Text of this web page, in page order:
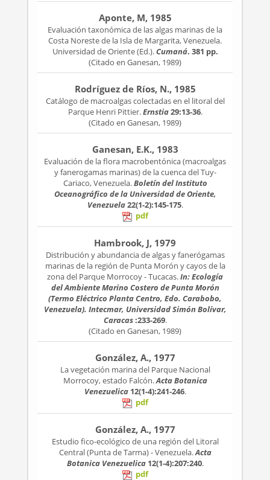
Aponte, M, 1985
Evaluación taxonómica de las algas marinas de la
Costa Noreste de la Isla de Margarita, Venezuela.
Universidad de Oriente (Ed.).Cumaná. 381 pp.
(Citado en Ganesan, 1989)
Rodríguez de Ríos, N., 1985
Catálogo de macroalgas colectadas en el litoral del
Parque Henri Pittier.Ernstia29:13-36.
(Citado en Ganesan, 1989)
Ganesan, E.K., 1983
Evaluación de la flora macrobentónica (macroalgas
y fanerogamas marinas) de la cuenca del Tuy-
Cariaco, Venezuela.Boletín del Instituto
Oceanográfico de la Universidad de Oriente,
Venezuela22(1-2):145-175.
pdf
Hambrook, J, 1979
Distribución y abundancia de algas y fanerógamas
marinas de la región de Punta Morón y cayos de la
zona del Parque Morrocoy - Tucacas.In: Ecología
del Ambiente Marino Costero de Punta Morón
(Termo Eléctrico Planta Centro, Edo. Carabobo,
Venezuela). Intecmar, Universidad Simón Bolívar,
Caracas:233-269.
(Citado en Ganesan, 1989)
González, A., 1977
La vegetación marina del Parque Nacional
Morrocoy, estado Falcón.Acta Botanica
Venezuelica 12(1-4):241-246.
pdf
González, A., 1977
Estudio fico-ecológico de una región del Litoral
Central (Punta de Tarma) - Venezuela.Acta
Botanica Venezuelica 12(1-4):207:240.
pdf